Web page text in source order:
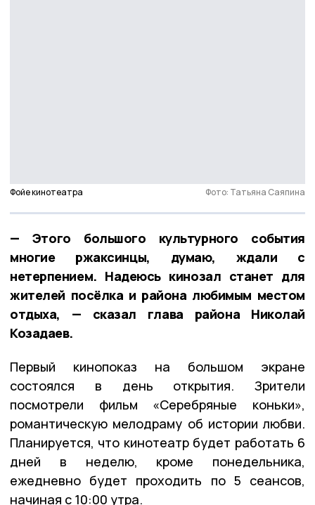
Фойе кинотеатра Фото: Татьяна Саяпина
— Этого большого культурного события
многие ржаксинцы, думаю, ждали с
нетерпением. Надеюсь кинозал станет для
жителей посёлка и района любимым местом
отдыха, — сказал глава района Николай
Козадаев.
Первый кинопоказ на большом экране
состоялся в день открытия. Зрители
посмотрели фильм «Серебряные коньки»,
романтическую мелодраму об истории любви.
Планируется, что кинотеатр будет работать 6
дней в неделю, кроме понедельника,
ежедневно будет проходить по 5 сеансов,
начиная с 10:00 утра.